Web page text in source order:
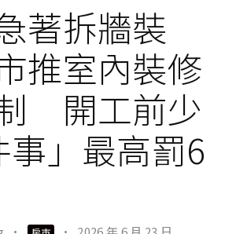
著拆牆裝
推室內裝修
開工前少
」最高罰6